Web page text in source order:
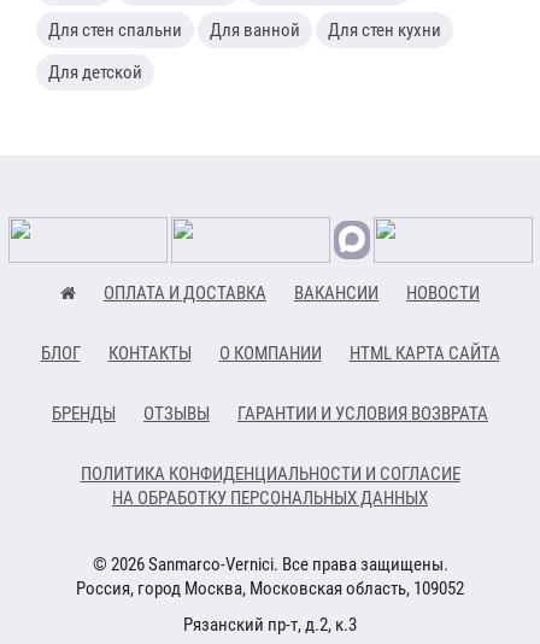
Для стен спальни
Для ванной
Для стен кухни
Для детской
ОПЛАТА И ДОСТАВКА ВАКАНСИИ НОВОСТИ
БЛОГ КОНТАКТЫ О КОМПАНИИ HTML КАРТА САЙТА
БРЕНДЫ ОТЗЫВЫ ГАРАНТИИ И УСЛОВИЯ ВОЗВРАТА
ПОЛИТИКА КОНФИДЕНЦИАЛЬНОСТИ И СОГЛАСИЕ
НА ОБРАБОТКУ ПЕРСОНАЛЬНЫХ ДАННЫХ
© 2026 Sanmarco-Vernici. Все права защищены.
Россия, город Москва, Московская область, 109052
Рязанский пр-т, д.2, к.3